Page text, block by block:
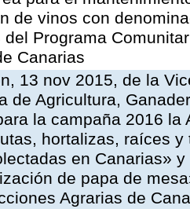
de vinos con
del Programa
Canarias
13 nov 2015, de la
de Agricultura,
la campaña 2016
hortalizas, raíces
en Canarias»
de papa de
Agrarias de